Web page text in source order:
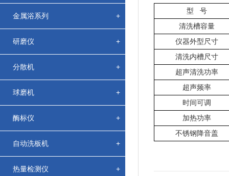
金属浴系列 +
研磨仪 +
分散机 +
球磨机 +
酶标仪 +
自动洗板机 +
热量检测仪 +
型
号
清洗槽容量
仪器外型尺寸
清洗内槽尺寸
超声清洗功率
超声频率
时间可调
加热功率
不锈钢降音盖